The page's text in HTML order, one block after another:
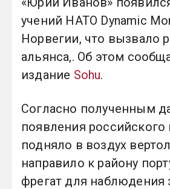
учений НАТО Dynamic
Норвегии, что вызвало
альянса,. Об этом
издание Sohu.
Согласно полученным
появления
подняло в воздух
направило к району
фрегат для наблюдения